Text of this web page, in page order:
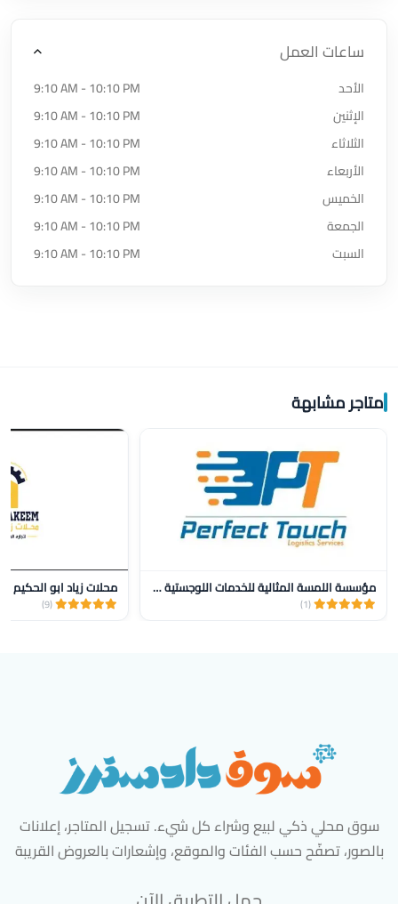
ساعات العمل
الأحد
9:10 AM - 10:10 PM
الإثنين
9:10 AM - 10:10 PM
الثلاثاء
9:10 AM - 10:10 PM
الأربعاء
9:10 AM - 10:10 PM
الخميس
9:10 AM - 10:10 PM
الجمعة
9:10 AM - 10:10 PM
السبت
9:10 AM - 10:10 PM
متاجر مشابهة
مؤسسة اللمسة المثالية للخدمات اللوجستية للنقل
(1)
محلات زياد ابو الحكيم
(9)
سوق محلي ذكي لبيع وشراء كل شيء. تسجيل المتاجر، إعلانات
بالصور، تصفّح حسب الفئات والموقع، وإشعارات بالعروض القريبة